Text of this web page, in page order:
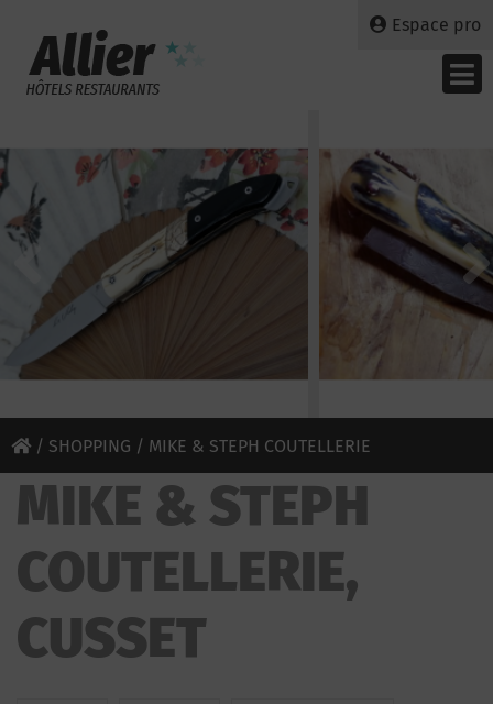
Espace pro
/ SHOPPING / MIKE & STEPH COUTELLERIE
MIKE & STEPH
COUTELLERIE,
CUSSET